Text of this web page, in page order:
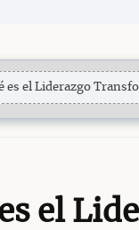
es el Liderazgo
el